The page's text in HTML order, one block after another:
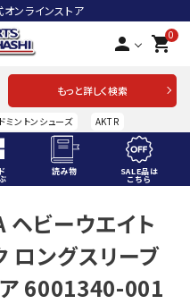
ンラインストア
person 0
shopping_cart
もっと詳しく検索
ミントンシューズ AKTR
読み物 SALE品は
こちら
ヘビーウエイト
ロングスリーブ
6001340-001